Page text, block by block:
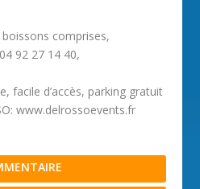
boissons comprises,
92 27 14 40,
facile d’accès, parking gratuit
www.delrossoevents.fr